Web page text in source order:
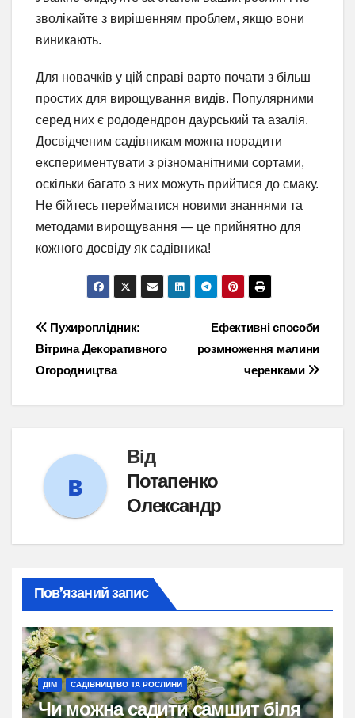
зволікайте з вирішенням проблем, якщо вони
виникають.
Для новачків у цій справі варто почати з більш
простих для вирощування видів. Популярними
серед них є рододендрон даурський та азалія.
Досвідченим садівникам можна порадити
експериментувати з різноманітними сортами,
оскільки багато з них можуть прийтися до смаку.
Не бійтесь перейматися новими знаннями та
методами вирощування — це прийнятно для
кожного досвіду як садівника!
Навігація
записів
Ефективні способи
розмноження малини
черенками
Пухироплідник:
Вітрина Декоративного
Огородництва
Від
Потапенко
Олександр
Пов’язаний запис
ДІМ САДІВНИЦТВО ТА РОСЛИНИ
Чи можна садити самшит біля